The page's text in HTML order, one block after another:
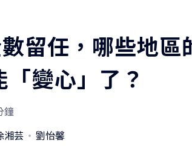
留任，哪些地區
變心」了？
鐘
湘芸
劉怡馨